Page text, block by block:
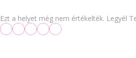
Ezt a helyet még nem értékelték. Legyél